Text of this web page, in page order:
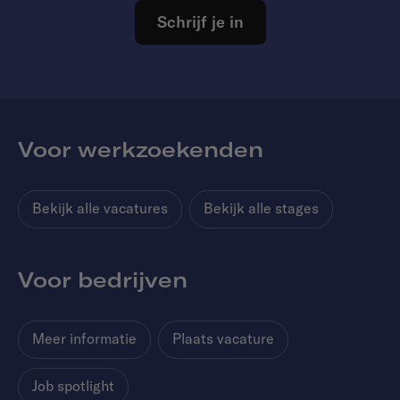
Schrijf je in
Voor werkzoekenden
Bekijk alle vacatures Bekijk alle stages
Voor bedrijven
Meer informatie Plaats vacature
Job spotlight